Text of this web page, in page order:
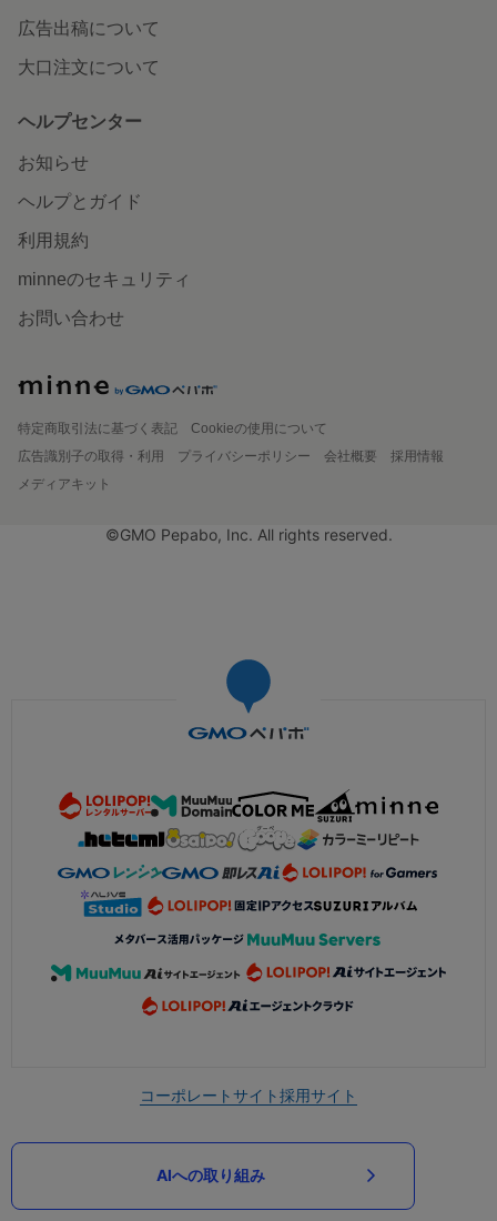
広告出稿について
大口注文について
ヘルプセンター
お知らせ
ヘルプとガイド
利用規約
minneのセキュリティ
お問い合わせ
特定商取引法に基づく表記
Cookieの使用について
広告識別子の取得・利用
プライバシーポリシー 会社概要
採用情報
メディアキット
©GMO Pepabo, Inc. All rights reserved.
コーポレートサイト採用サイト
AIへの取り組み